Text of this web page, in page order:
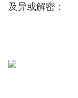
及异或解密：